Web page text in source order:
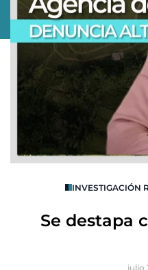
INVESTIGACIÓN
Se destapa
julio